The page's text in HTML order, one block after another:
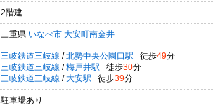
2階建
三重県 いなべ市 大安町南金井
三岐鉄道三岐線 / 北勢中央公園口駅 徒歩49分
三岐鉄道三岐線 / 梅戸井駅 徒歩30分
三岐鉄道三岐線 / 大安駅 徒歩39分
駐車場あり